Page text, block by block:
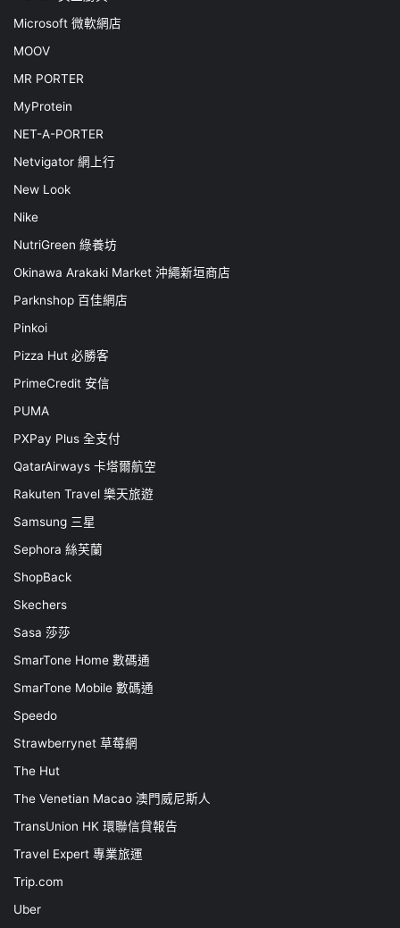
Microsoft 微軟網店
MOOV
MR PORTER
MyProtein
NET-A-PORTER
Netvigator 網上行
New Look
Nike
NutriGreen 綠養坊
Okinawa Arakaki Market 沖繩新垣商店
Parknshop 百佳網店
Pinkoi
Pizza Hut 必勝客
PrimeCredit 安信
PUMA
PXPay Plus 全支付
QatarAirways 卡塔爾航空
Rakuten Travel 樂天旅遊
Samsung 三星
Sephora 絲芙蘭
ShopBack
Skechers
Sasa 莎莎
SmarTone Home 數碼通
SmarTone Mobile 數碼通
Speedo
Strawberrynet 草莓網
The Hut
The Venetian Macao 澳門威尼斯人
TransUnion HK 環聯信貸報告
Travel Expert 專業旅運
Trip.com
Uber